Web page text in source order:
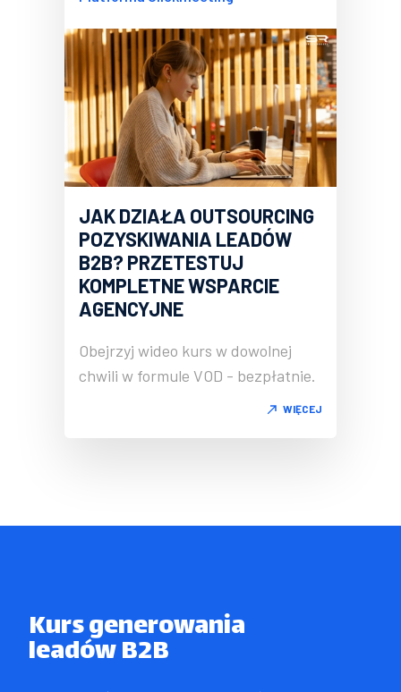
JAK DZIAŁA OUTSOURCING
POZYSKIWANIA LEADÓW
B2B? PRZETESTUJ
KOMPLETNE WSPARCIE
AGENCYJNE
Obejrzyj wideo kurs w dowolnej
chwili w formule VOD - bezpłatnie.
WIĘCEJ
Kurs generowania
leadów B2B